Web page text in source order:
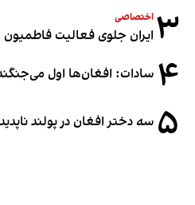
۳ اختصاصی
ایران جلوی فعالیت فاطمیون
۴ سادات: افغان‌ها اول
۵ سه دختر افغان در پولند